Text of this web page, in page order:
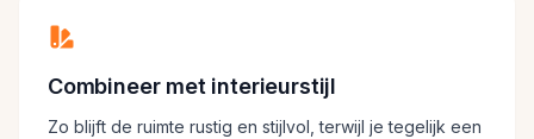
Combineer met interieurstijl
Zo blijft de ruimte rustig en stijlvol, terwijl je tegelijk een